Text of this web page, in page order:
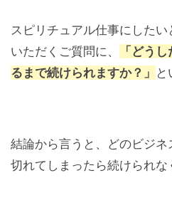
スピリチュアル仕事にしたい
いただくご質問に、
「どう
るまで続けられますか？」 と
結論から言うと、どのビジ
切れてしまったら続けられな